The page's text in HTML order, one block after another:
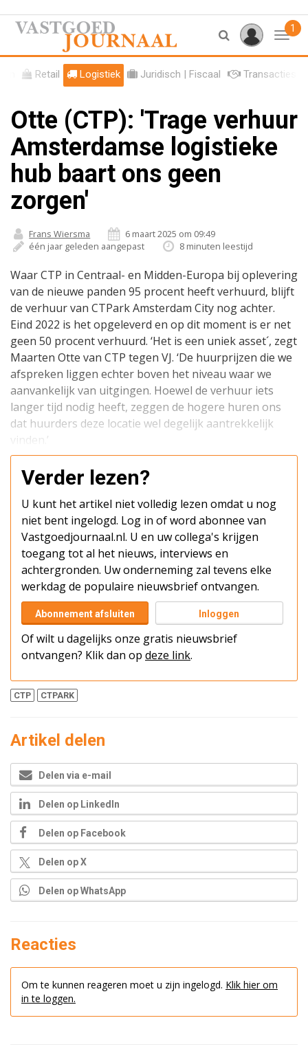
1
Retail Logistiek Juridisch | Fiscaal Transacties
Otte (CTP): 'Trage verhuur
Amsterdamse logistieke
hub baart ons geen
zorgen'
Frans Wiersma
6 maart 2025 om 09:49
één jaar geleden aangepast
8 minuten leestijd
Waar CTP in Centraal- en Midden-Europa bij oplevering
van de nieuwe panden 95 procent heeft verhuurd, blijft
de verhuur van CTPark Amsterdam City nog achter.
Eind 2022 is het opgeleverd en op dit moment is er net
geen 50 procent verhuurd. ‘Het is een uniek asset´, zegt
Maarten Otte van CTP tegen VJ. ‘De huurprijzen die we
afspreken liggen echter boven het niveau waar we
aanvankelijk van uitgingen. Hoewel de verhuur iets
langer tijd nodig heeft, zeggen de hogere huren ons
dat huurders deze locatie wel degelijk aantrekkelijk
vinden.’
Verder lezen?
U kunt het artikel niet volledig lezen omdat u nog
niet bent ingelogd. Log in of word abonnee van
Vastgoedjournaal.nl. U en uw collega's krijgen
toegang tot al het nieuws, interviews en
achtergronden. Uw onderneming zal tevens elke
werkdag de populaire nieuwsbrief ontvangen.
Abonnement afsluiten Inloggen
Of wilt u dagelijks onze gratis nieuwsbrief
ontvangen? Klik dan op deze link.
CTP CTPARK
Artikel delen
Delen via e-mail
Delen op LinkedIn
Delen op Facebook
Delen op X
Delen op WhatsApp
Reacties
Om te kunnen reageren moet u zijn ingelogd. Klik hier om
in te loggen.